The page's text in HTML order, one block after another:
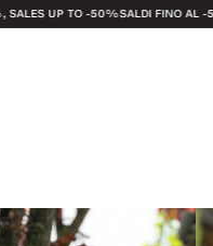
TO -50%SALDI FINO AL -50%,